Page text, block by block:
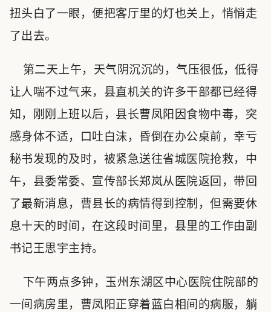
扭头白了一眼，便把客厅里的灯也关上，悄悄走
了出去。
第二天上午，天气阴沉沉的，气压很低，低得
让人喘不过气来，县直机关的许多干部都已经得
知，刚刚上班以后，县长曹凤阳因食物中毒，突
感身体不适，口吐白沫，昏倒在办公桌前，幸亏
秘书发现的及时，被紧急送往省城医院抢救，中
午，县委常委、宣传部长郑岚从医院返回，带回
了最新消息，曹县长的病情得到控制，但需要休
息十天的时间，在这段时间里，县里的工作由副
书记王思宇主持。
下午两点多钟，玉州东湖区中心医院住院部的
一间病房里，曹凤阳正穿着蓝白相间的病服，躺